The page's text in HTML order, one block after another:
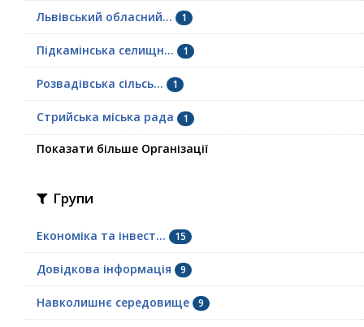
Львівський обласний... 1
Підкамінська селищн... 1
Розвадівська сільсь... 1
Стрийська міська рада 1
Показати більше Організації
Групи
Економіка та інвест... 15
Довідкова інформація 9
Навколишнє середовище 9